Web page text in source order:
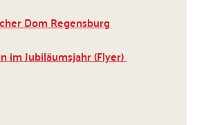
Dom Regensburg
im Jubiläumsjahr (Flyer)